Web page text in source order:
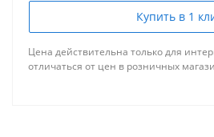
Купить в 1
Цена действительна только для
отличаться от цен в розничных